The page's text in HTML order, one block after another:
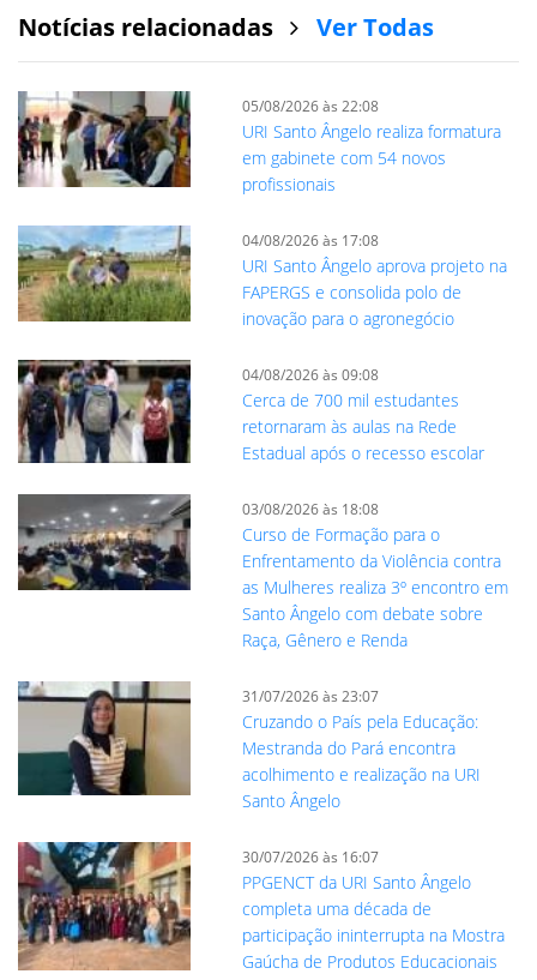
Notícias relacionadas Ver Todas
05/08/2026 às 22:08
URI Santo Ângelo realiza formatura
em gabinete com 54 novos
profissionais
04/08/2026 às 17:08
URI Santo Ângelo aprova projeto na
FAPERGS e consolida polo de
inovação para o agronegócio
04/08/2026 às 09:08
Cerca de 700 mil estudantes
retornaram às aulas na Rede
Estadual após o recesso escolar
03/08/2026 às 18:08
Curso de Formação para o
Enfrentamento da Violência contra
as Mulheres realiza 3º encontro em
Santo Ângelo com debate sobre
Raça, Gênero e Renda
31/07/2026 às 23:07
Cruzando o País pela Educação:
Mestranda do Pará encontra
acolhimento e realização na URI
Santo Ângelo
30/07/2026 às 16:07
PPGENCT da URI Santo Ângelo
completa uma década de
participação ininterrupta na Mostra
Gaúcha de Produtos Educacionais